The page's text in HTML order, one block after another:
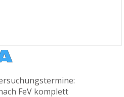
FeV komplett